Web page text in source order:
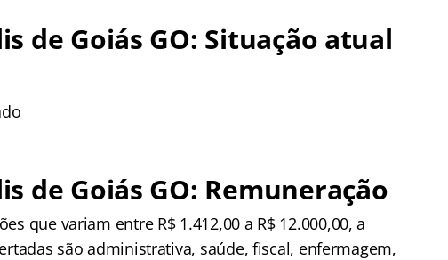
de Goiás GO: Situação atual
de Goiás GO: Remuneração
que variam entre R$ 1.412,00 a R$ 12.000,00, a
são administrativa, saúde, fiscal, enfermagem,